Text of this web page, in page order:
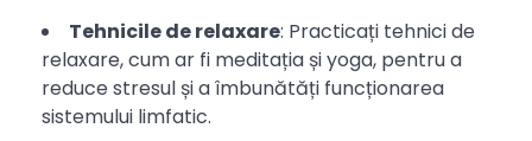
Tehnicile de relaxare: Practicați tehnici de
relaxare, cum ar fi meditația și yoga, pentru a
reduce stresul și a îmbunătăți funcționarea
sistemului limfatic.